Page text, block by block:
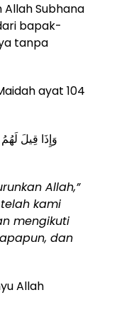
Subhana
bapak-
tanpa
ayat 104
Allah,”
kami
mengikuti
dan
Allah